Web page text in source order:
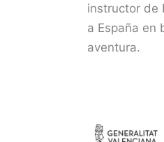
instructor de
a España en
aventura.